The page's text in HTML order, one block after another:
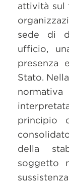
attività sul
sede di
ufficio,
presenza
Stato.
principio
della
soggetto